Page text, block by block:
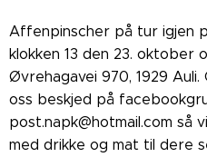
Affenpinscher på tur igjen
klokken 13 den 23. oktober
Øvrehagavei 970, 1929
oss beskjed på
post.napk@hotmail.com så
med drikke og mat til dere